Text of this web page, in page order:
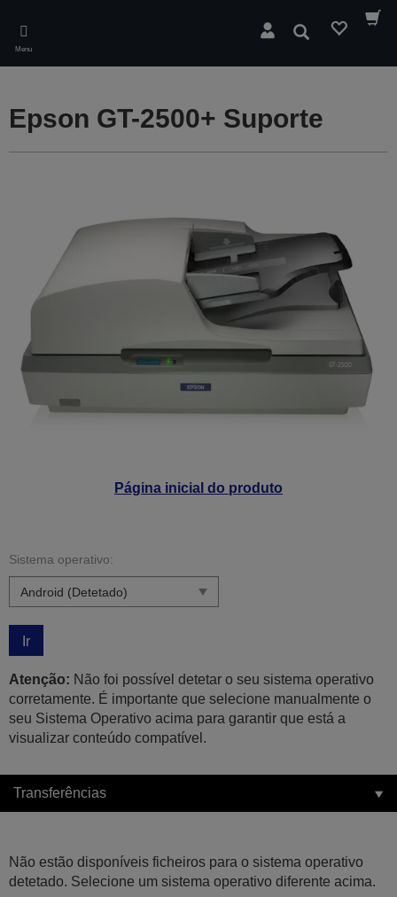
main
content
Menu
Pesquisar
Página inicial do produto
Epson GT-2500+ Suporte
Sistema operativo:
Ir
Atenção: Não foi possível detetar o seu sistema operativo
corretamente. É importante que selecione manualmente o
seu Sistema Operativo acima para garantir que está a
visualizar conteúdo compatível.
Transferências
Não estão disponíveis ficheiros para o sistema operativo
detetado. Selecione um sistema operativo diferente acima.